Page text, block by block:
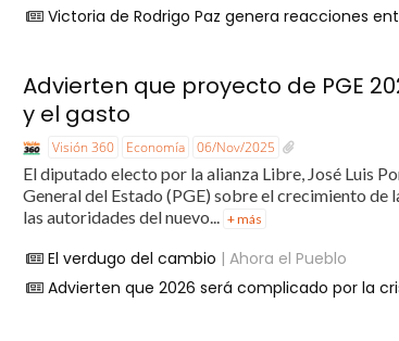
Victoria de Rodrigo Paz genera reacciones
Advierten que proyecto de PGE
y el gasto
Visión 360 Economía 06/Nov/2025
El diputado electo por la alianza Libre, José Luis
General del Estado (PGE) sobre el crecimiento
las autoridades del nuevo...
+ más
El verdugo del cambio | Ahora el Pueblo
Advierten que 2026 será complicado por la